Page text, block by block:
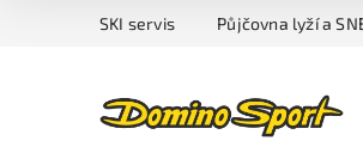
SKI servis Půjčovna lyží a